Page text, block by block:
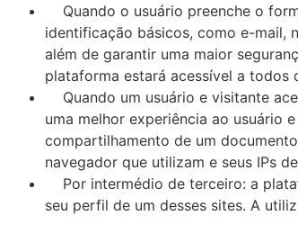
Quando o usuário preenche o
identificação básicos, como e-mail,
além de garantir uma maior
plataforma estará acessível a todos
Quando um usuário e visitante
uma melhor experiência ao usuário
compartilhamento de um
navegador que utilizam e seus IPs
Por intermédio de terceiro: a
seu perfil de um desses sites. A